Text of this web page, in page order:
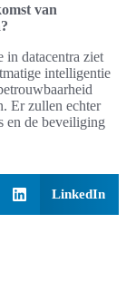
van
in datacentra ziet
intelligentie
Er zullen echter
en de beveiliging
LinkedIn